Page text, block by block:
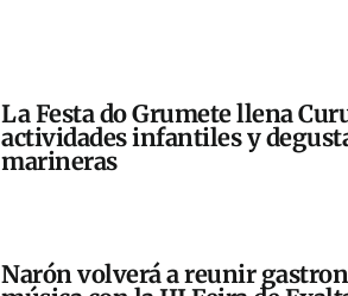
La Festa do Grumete llena
actividades infantiles y
marineras
Narón volverá a reunir